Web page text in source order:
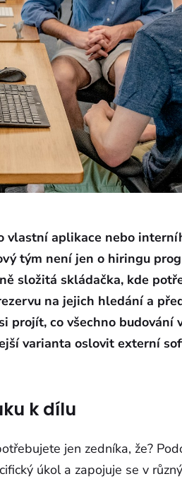
vlastní aplikace nebo
tým není jen o hiringu
složitá skládačka, kde
na jejich hledání a
projít, co všechno budování
varianta oslovit externí
k dílu
jen zedníka, že?
úkol a zapojuje se v